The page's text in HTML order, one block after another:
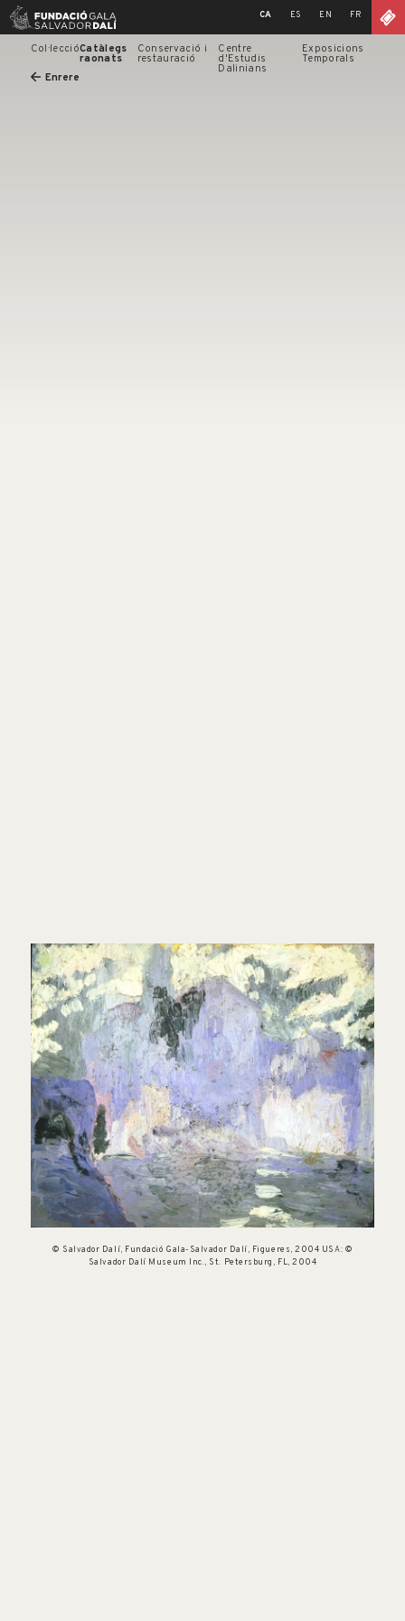
Skip
CA ES EN FR
Col·leccióCatàlegs
raonats
Conservació i
restauració
Centre
d'Estudis
Dalinians
Exposicions
Temporals
© Salvador Dalí, Fundació Gala-Salvador Dalí, Figueres, 2004 USA: ©
Salvador Dalí Museum Inc., St. Petersburg, FL, 2004
Enrere